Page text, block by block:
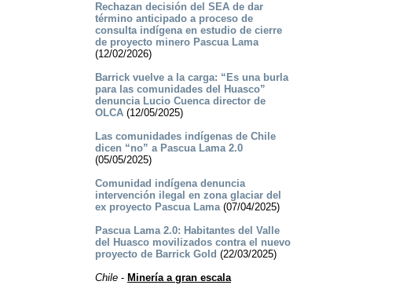
Rechazan decisión del SEA de dar
término anticipado a proceso de
consulta indígena en estudio de cierre
de proyecto minero Pascua Lama
(12/02/2026)
Barrick vuelve a la carga: “Es una burla
para las comunidades del Huasco”
denuncia Lucio Cuenca director de
OLCA(12/05/2025)
Las comunidades indígenas de Chile
dicen “no” a Pascua Lama 2.0
(05/05/2025)
Comunidad indígena denuncia
intervención ilegal en zona glaciar del
ex proyecto Pascua Lama(07/04/2025)
Pascua Lama 2.0: Habitantes del Valle
del Huasco movilizados contra el nuevo
proyecto de Barrick Gold (22/03/2025)
Chile- Minería a gran escala